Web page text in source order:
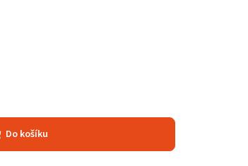
Do košíku